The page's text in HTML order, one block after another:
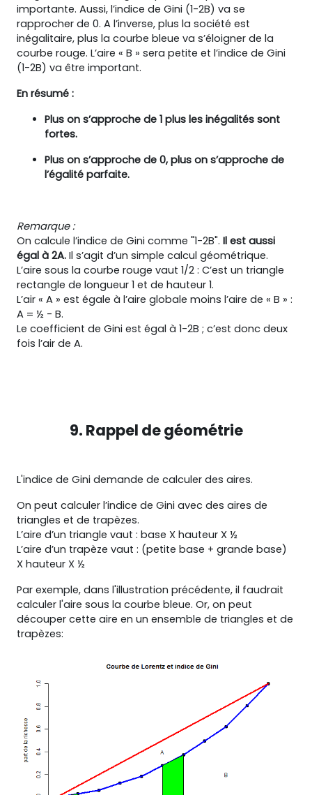
importante. Aussi, l’indice de Gini (1-2B) va se
rapprocher de 0. A l’inverse, plus la société est
inégalitaire, plus la courbe bleue va s’éloigner de la
courbe rouge. L’aire « B » sera petite et l’indice de Gini
(1-2B) va être important.
En résumé :
Plus on s’approche de 1 plus les inégalités sont
fortes.
Plus on s’approche de 0, plus on s’approche de
l’égalité parfaite.
Remarque :
On calcule l’indice de Gini comme "1-2B". Il est aussi
égal à 2A. Il s’agit d’un simple calcul géométrique.
L’aire sous la courbe rouge vaut 1/2 : C’est un triangle
rectangle de longueur 1 et de hauteur 1.
L’air « A » est égale à l’aire globale moins l’aire de « B » :
A = ½ - B.
Le coefficient de Gini est égal à 1-2B ; c’est donc deux
fois l’air de A.
9. Rappel de géométrie
L'indice de Gini demande de calculer des aires.
On peut calculer l’indice de Gini avec des aires de
triangles et de trapèzes.
L’aire d’un triangle vaut : base X hauteur X ½
L’aire d’un trapèze vaut : (petite base + grande base)
X hauteur X ½
Par exemple, dans l'illustration précédente, il faudrait
calculer l'aire sous la courbe bleue. Or, on peut
découper cette aire en un ensemble de triangles et de
trapèzes: